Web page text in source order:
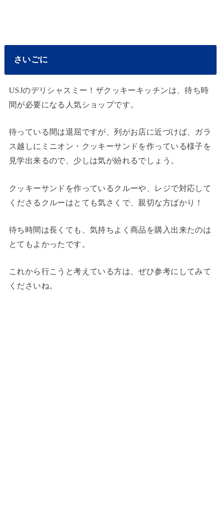
さいごに
USJのデリシャスミー！ザクッキーキッチンは、待ち時
間が必要になる人気ショップです。
待っている間は退屈ですが、列がお店に近づけば、ガラ
ス越しにミニオン・クッキーサンドを作っている様子を
見学出来るので、少しは気が紛れるでしょう。
クッキーサンドを作っているクルーや、レジで対応して
くださるクルーはとても気さくで、親切な方ばかり！
待ち時間は長くても、気持ちよく商品を購入出来たのは
とてもよかったです。
これから行こうと考えている方は、ぜひ参考にしてみて
くださいね。